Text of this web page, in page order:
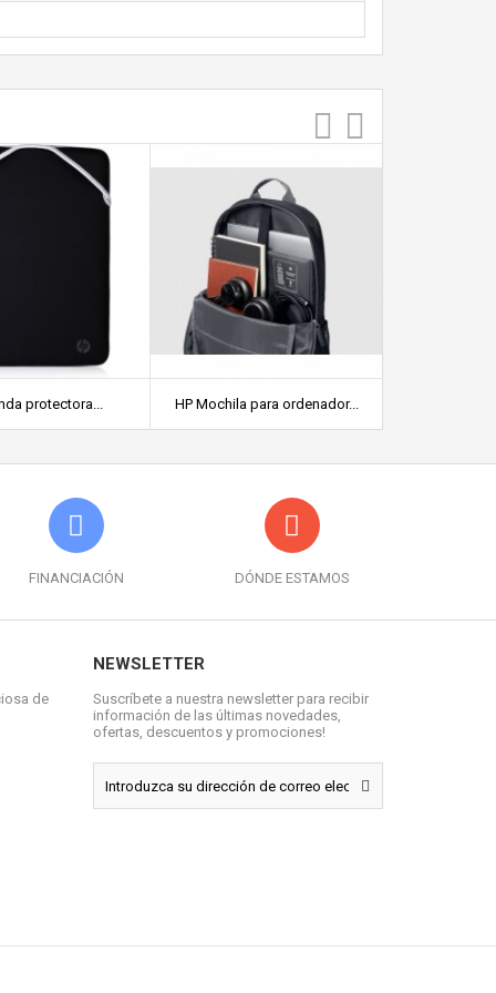
protectora... HP Mochila para ordenador...
FINANCIACIÓN DÓNDE ESTAMOS
de
NEWSLETTER
Suscríbete a nuestra newsletter para recibir
información de las últimas novedades,
ofertas, descuentos y promociones!